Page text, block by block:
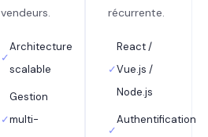
vendeurs.
✓
Architecture
scalable
✓
Gestion
multi-
récurrente.
✓
React /
Vue.js /
Node.js
✓
Authentification